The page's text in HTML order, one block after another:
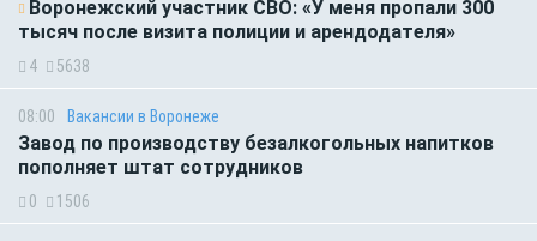
Воронежский участник СВО: «У меня пропали 300
тысяч после визита полиции и арендодателя»
4 5638
08:00 Вакансии в Воронеже
Завод по производству безалкогольных напитков
пополняет штат сотрудников
0 1506